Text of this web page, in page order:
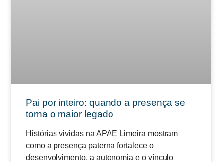
Pai por inteiro: quando a presença se
torna o maior legado
Histórias vividas na APAE Limeira mostram
como a presença paterna fortalece o
desenvolvimento, a autonomia e o vínculo